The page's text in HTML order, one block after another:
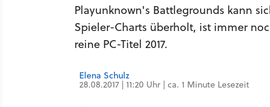
Playunknown's Battlegrounds kann
Spieler-Charts überholt, ist immer
reine PC-Titel 2017.
Elena Schulz
28.08.2017 | 11:20 Uhr | ca. 1 Minute Lesezeit